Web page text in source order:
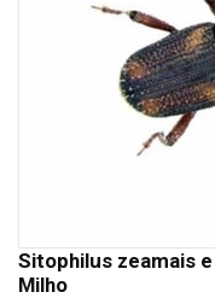
Sitophilus zeamais
Milho